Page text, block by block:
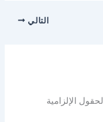
التالي
الحقول الإلزامية